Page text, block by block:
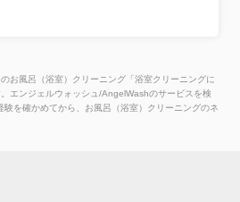
お風呂（浴室）クリーニング「浴室クリーニングに
エンジェルウォッシュ/AngelWashのサービスを検
を確かめてから、お風呂（浴室）クリーニングのネ